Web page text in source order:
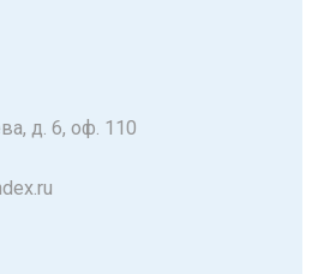
д. 6, оф. 110